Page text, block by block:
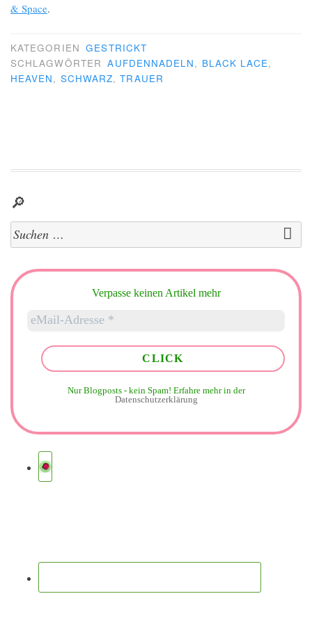
& Space.
KATEGORIEN GESTRICKT
SCHLAGWÖRTER AUFDENNADELN, BLACK LACE,
HEAVEN, SCHWARZ,TRAUER
🔎
Suchen
nach:
Verpasse keinen Artikel mehr
Nur Blogposts - kein Spam! Erfahre mehr in der
Datenschutzerklärung